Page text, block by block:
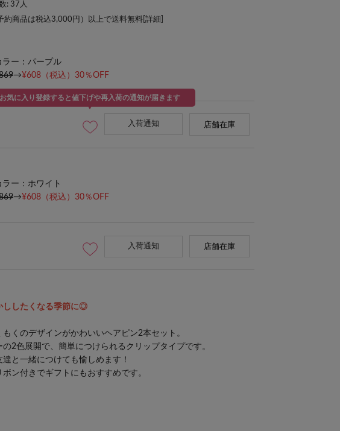
: 37 人
約商品は税込3,000円）以上で送料無料[ 詳細
ラー：パープル
→¥608 （税込）30％OFF
お気に入り登録すると値下げや再入荷の通知が届きます
入荷通知 店舗在庫
ラー：ホワイト
→¥608 （税込）30％OFF
入荷通知 店舗在庫
ししたくなる季節に◎
くのデザインがかわいいヘアピン2本セット。
2色展開で、簡単につけられるクリップタイプです。
と一緒につけても愉しめます！
ン付きでギフトにもおすすめです。